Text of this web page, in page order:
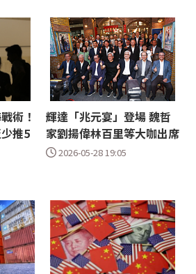
術！
推5
輝達「兆元宴」登場 魏哲
家劉揚偉林百里等大咖出席
2026-05-28 19:05